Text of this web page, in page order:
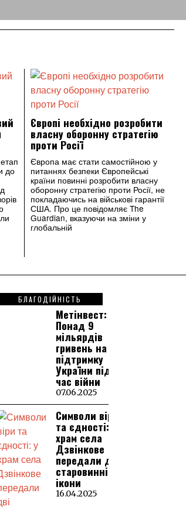
до
Європі необхідно розробити
власну оборонну стратегію
проти Росії
Європа має стати самостійною у
питаннях безпеки Європейські
країни повинні розробити власну
оборонну стратегію проти Росії, не
покладаючись на військові гарантії
США. Про це повідомляє The
Guardian, вказуючи на зміни у
глобальній
БЛАГОДІЙНІСТЬ
Метінвест:
Понад 9
мільярдів
гривень на
підтримку
України під
час війни
07.06.2025
Символи віри
та єдності: у
храм села
Дзвінкове
передали дві
старовинні
ікони
16.04.2025